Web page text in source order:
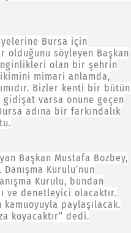
Bursa için
olduğunu söyleyen Başkan
olan bir şehrin
mimari anlamda,
Bizler kenti bir bütün
varsa önüne geçen
adına bir farkındalık
Başkan Mustafa Bozbey,
Kurulu’nun
Kurulu, bundan
ve denetleyici olacaktır.
paylaşılacak.
koyacaktır” dedi.